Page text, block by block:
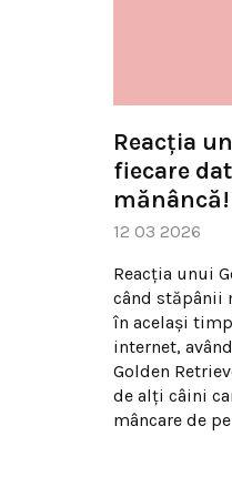
Reacția
fiecare
mănâncă!
12 03 2026
Reacția unui
când stăpânii
în același
internet,
Golden
de alți câini
mâncare de